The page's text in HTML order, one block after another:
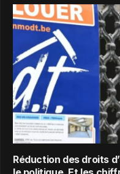
Réduction des droits